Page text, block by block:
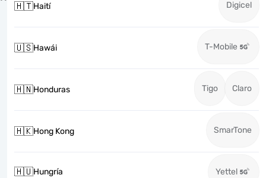
🇭🇹Haití Digicel
🇺🇸Hawái T-Mobile
🇭🇳Honduras Tigo Claro
🇭🇰Hong Kong SmarTone
🇭🇺Hungría Yettel